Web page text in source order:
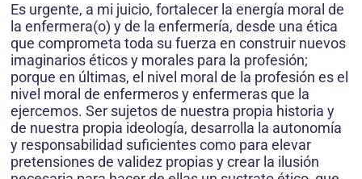
Es urgente, a mi juicio, fortalecer la energía moral de
la enfermera(o) y de la enfermería, desde una ética
que comprometa toda su fuerza en construir nuevos
imaginarios éticos y morales para la profesión;
porque en últimas, el nivel moral de la profesión es el
nivel moral de enfermeros y enfermeras que la
ejercemos. Ser sujetos de nuestra propia historia y
de nuestra propia ideología, desarrolla la autonomía
y responsabilidad suficientes como para elevar
pretensiones de validez propias y crear la ilusión